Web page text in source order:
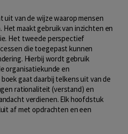
van de wijze waarop mensen
Het maakt gebruik van inzichten en
Het tweede perspectief
die toegepast kunnen
Hierbij wordt gebruik
organisatiekunde en
gaat daarbij telkens uit van de
rationaliteit (verstand) en
verdienen. Elk hoofdstuk
af met opdrachten en een